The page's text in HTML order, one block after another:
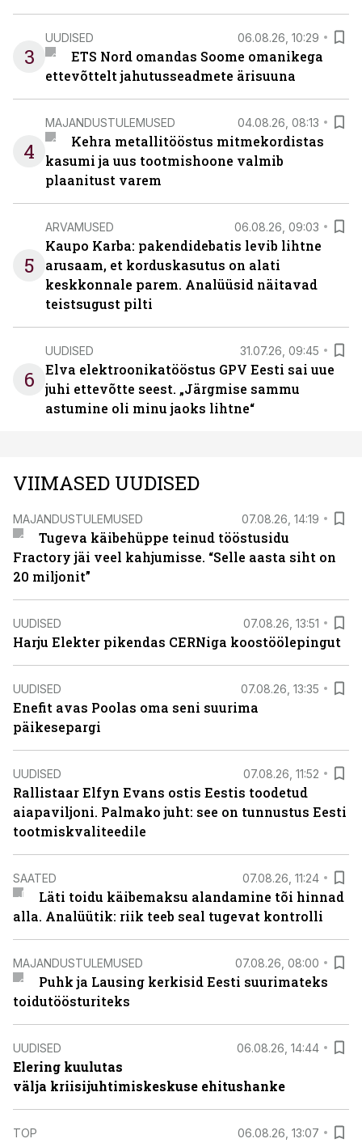
3
UUDISED 06.08.26, 10:29
ETS Nord omandas Soome omanikega
ettevõttelt jahutusseadmete ärisuuna
4
MAJANDUSTULEMUSED 04.08.26, 08:13
Kehra metallitööstus mitmekordistas
kasumi ja uus tootmishoone valmib
plaanitust varem
5
ARVAMUSED 06.08.26, 09:03
Kaupo Karba: pakendidebatis levib lihtne
arusaam, et korduskasutus on alati
keskkonnale parem. Analüüsid näitavad
teistsugust pilti
6
UUDISED 31.07.26, 09:45
Elva elektroonikatööstus GPV Eesti sai uue
juhi ettevõtte seest. „Järgmise sammu
astumine oli minu jaoks lihtne“
VIIMASED UUDISED
MAJANDUSTULEMUSED 07.08.26, 14:19
Tugeva käibehüppe teinud tööstusidu
Fractory jäi veel kahjumisse. “Selle aasta siht on
20 miljonit”
UUDISED 07.08.26, 13:51
Harju Elekter pikendas CERNiga koostöölepingut
UUDISED 07.08.26, 13:35
Enefit avas Poolas oma seni suurima
päikesepargi
UUDISED 07.08.26, 11:52
Rallistaar Elfyn Evans ostis Eestis toodetud
aiapaviljoni. Palmako juht: see on tunnustus Eesti
tootmiskvaliteedile
SAATED 07.08.26, 11:24
Läti toidu käibemaksu alandamine tõi hinnad
alla. Analüütik: riik teeb seal tugevat kontrolli
MAJANDUSTULEMUSED 07.08.26, 08:00
Puhk ja Lausing kerkisid Eesti suurimateks
toidutöösturiteks
UUDISED 06.08.26, 14:44
Elering kuulutas
välja kriisijuhtimiskeskuse ehitushanke
TOP 06.08.26, 13:07